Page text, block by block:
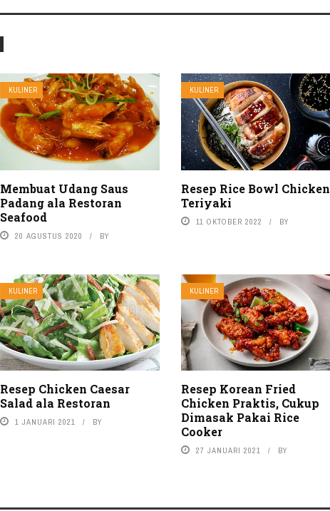
KULINER
Membuat Udang Saus
Padang ala Restoran
Seafood
20 AGUSTUS 2020 BY
KULINER
Resep Rice Bowl Chicken
Teriyaki
11 OKTOBER 2022 BY
KULINER
Resep Chicken Caesar
Salad ala Restoran
1 JANUARI 2021 BY
KULINER
Resep Korean Fried
Chicken Praktis, Cukup
Dimasak Pakai Rice
Cooker
27 JANUARI 2021 BY